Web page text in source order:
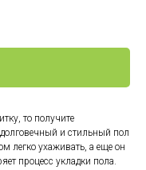
то получите
и стильный пол
легко ухаживать, а еще он
процесс укладки пола.